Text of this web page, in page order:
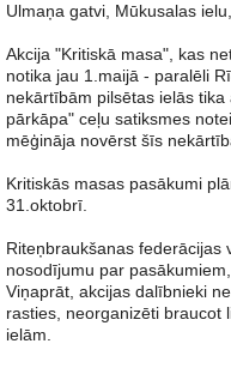
Ulmaņa gatvi, Mūkusalas
Akcija "Kritiskā masa", kas
notika jau 1.maijā - paralēli
nekārtībām pilsētas ielās
pārkāpa" ceļu satiksmes
mēģināja novērst šīs
Kritiskās masas pasākumi
31.oktobrī.
Riteņbraukšanas federācijas
nosodījumu par
Viņaprāt, akcijas dalībnieki
rasties, neorganizēti braucot
ielām.